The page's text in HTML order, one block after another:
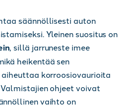
säännöllisesti auton
Yleinen suositus on
, sillä jarruneste imee
heikentää sen
aiheuttaa korroosiovaurioita
ohjeet voivat
vaihto on